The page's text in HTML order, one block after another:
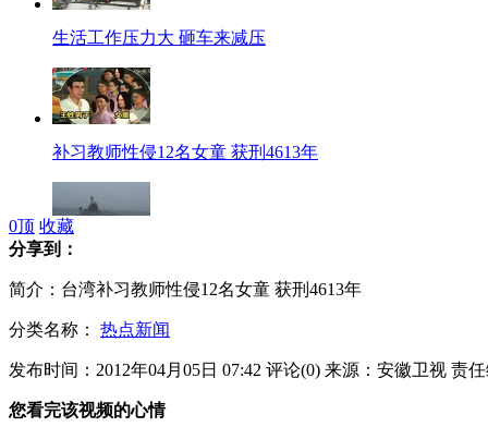
生活工作压力大 砸车来减压
补习教师性侵12名女童 获刑4613年
首批美军抵澳大利亚执行军事任务
0顶 收藏
分享到：
简介：台湾补习教师性侵12名女童 获刑4613年
分类名称： 热点新闻
发布时间：2012年04月05日 07:42 评论(0) 来源：安徽卫视 责
您看完该视频的心情